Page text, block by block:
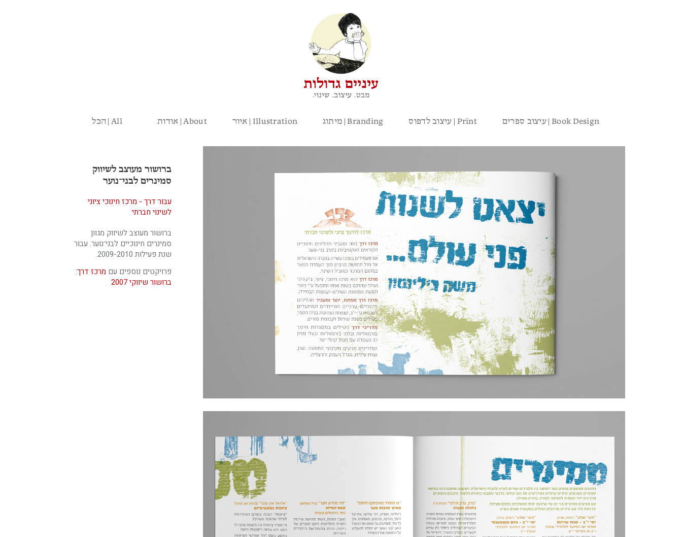
הכל | All אודות | About איור | Illustration מיתוג | Branding עיצוב לדפוס | Print עיצוב ספרים | Book Design
ברושור מעוצב לשיווק
סמינרים לבני־נוער
עבור דרך - מרכז חינוכי ציוני
לשינוי חברתי
ברושור מעוצב לשיווק מגוון
סמינרים חינוכיים לבני־נוער. עבור
שנת פעילות 2009-2010.
פרויקטים נוספים עםמרכז דרך:
ברושור שיווקי 2007